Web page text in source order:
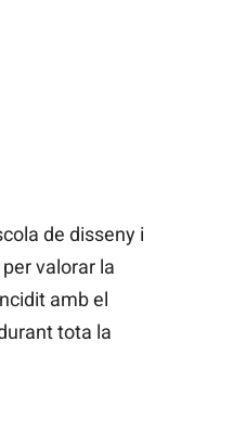
de disseny i
valorar la
amb el
tota la